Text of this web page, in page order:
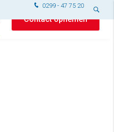
0299 - 47 75 20
Contact opnemen